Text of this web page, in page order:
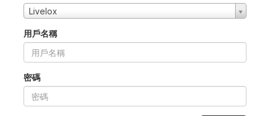
Livelox
用戶名稱
密碼